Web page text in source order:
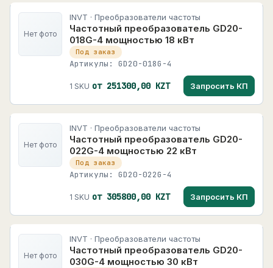
Нет фото
INVT · Преобразователи частоты
Частотный преобразователь GD20-
018G-4 мощностью 18 кВт
Под заказ
Артикулы: GD20-018G-4
1 SKU от 251300,00 KZT Запросить КП
Нет фото
INVT · Преобразователи частоты
Частотный преобразователь GD20-
022G-4 мощностью 22 кВт
Под заказ
Артикулы: GD20-022G-4
1 SKU от 305800,00 KZT Запросить КП
Нет фото
INVT · Преобразователи частоты
Частотный преобразователь GD20-
030G-4 мощностью 30 кВт